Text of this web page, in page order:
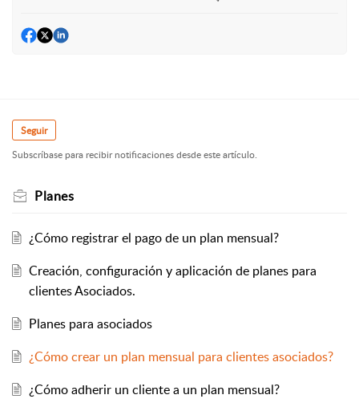
Seguir
Subscríbase para recibir notificaciones desde este artículo.
Planes
¿Cómo registrar el pago de un plan mensual?
Creación, configuración y aplicación de planes para
clientes Asociados.
Planes para asociados
¿Cómo crear un plan mensual para clientes asociados?
¿Cómo adherir un cliente a un plan mensual?